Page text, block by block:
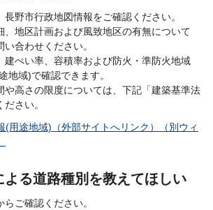
野市行政地図情報をご確認ください。
、地区計画および風致地区の有無について
合わせください。
建ぺい率、容積率および防火・準防火地域
地域)で確認できます。
や高さの限度については、下記「建築基準法
さい。
(用途地域)（外部サイトへリンク）（別ウィ
よる道路種別を教えてほしい
ご確認ください。